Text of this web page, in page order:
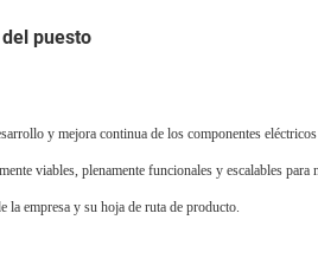
puesto
y mejora continua de los componentes
viables, plenamente funcionales y escalables para
la empresa y su hoja de ruta de producto.